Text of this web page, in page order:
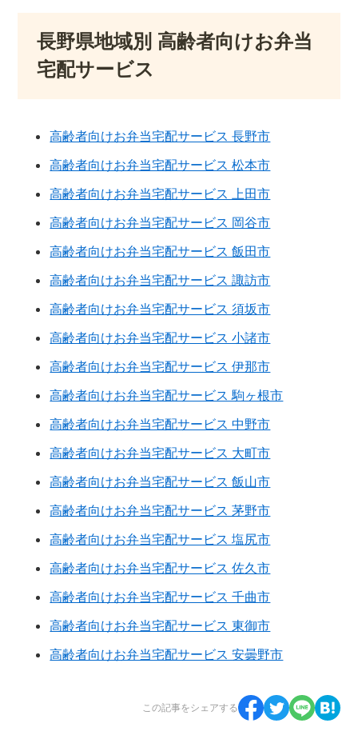
長野県地域別 高齢者向けお弁当
宅配サービス
高齢者向けお弁当宅配サービス 長野市
高齢者向けお弁当宅配サービス 松本市
高齢者向けお弁当宅配サービス 上田市
高齢者向けお弁当宅配サービス 岡谷市
高齢者向けお弁当宅配サービス 飯田市
高齢者向けお弁当宅配サービス 諏訪市
高齢者向けお弁当宅配サービス 須坂市
高齢者向けお弁当宅配サービス 小諸市
高齢者向けお弁当宅配サービス 伊那市
高齢者向けお弁当宅配サービス 駒ヶ根市
高齢者向けお弁当宅配サービス 中野市
高齢者向けお弁当宅配サービス 大町市
高齢者向けお弁当宅配サービス 飯山市
高齢者向けお弁当宅配サービス 茅野市
高齢者向けお弁当宅配サービス 塩尻市
高齢者向けお弁当宅配サービス 佐久市
高齢者向けお弁当宅配サービス 千曲市
高齢者向けお弁当宅配サービス 東御市
高齢者向けお弁当宅配サービス 安曇野市
この記事をシェアする